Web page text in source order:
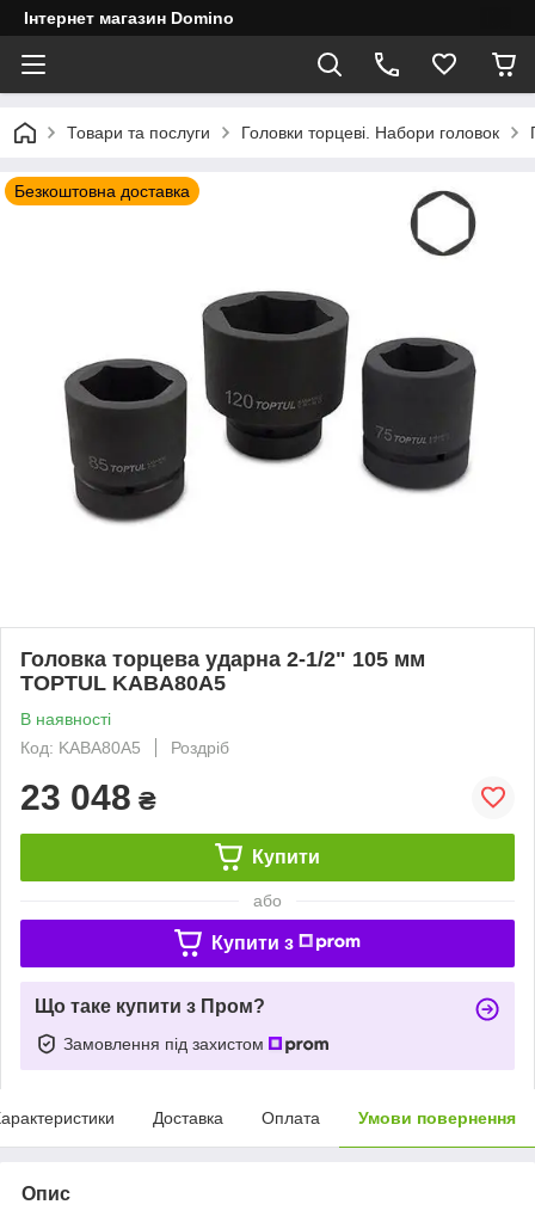
Інтернет магазин Domino
Товари та послуги Головки торцеві. Набори головок
Безкоштовна доставка
Головка торцева ударна 2-1/2" 105 мм
TOPTUL KABA80A5
В наявності
Код: KABA80A5
Роздріб
23 048 ₴
Купити
або
Купити з
Що таке купити з Пром?
Замовлення під захистом
Доставка Оплата Умови повернення
Опис